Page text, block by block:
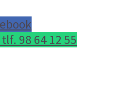
98 64 12 55